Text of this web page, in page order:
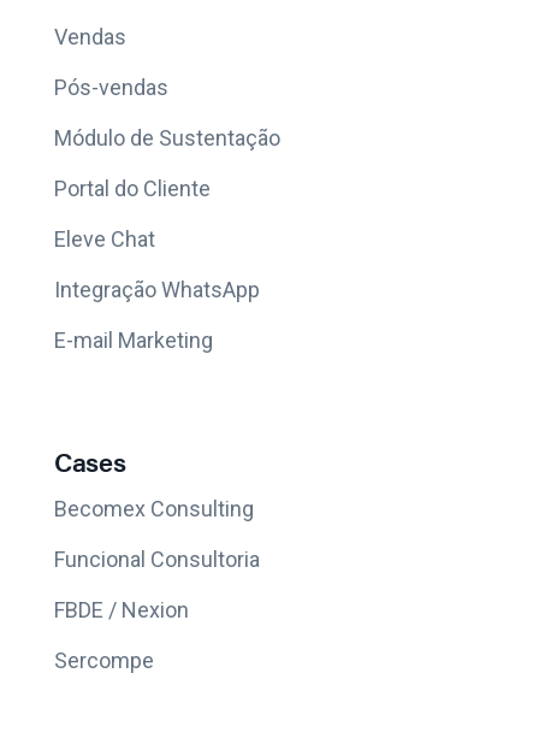
Vendas
Pós-vendas
Módulo de Sustentação
Portal do Cliente
Eleve Chat
Integração WhatsApp
E-mail Marketing
Cases
Becomex Consulting
Funcional Consultoria
FBDE / Nexion
Sercompe